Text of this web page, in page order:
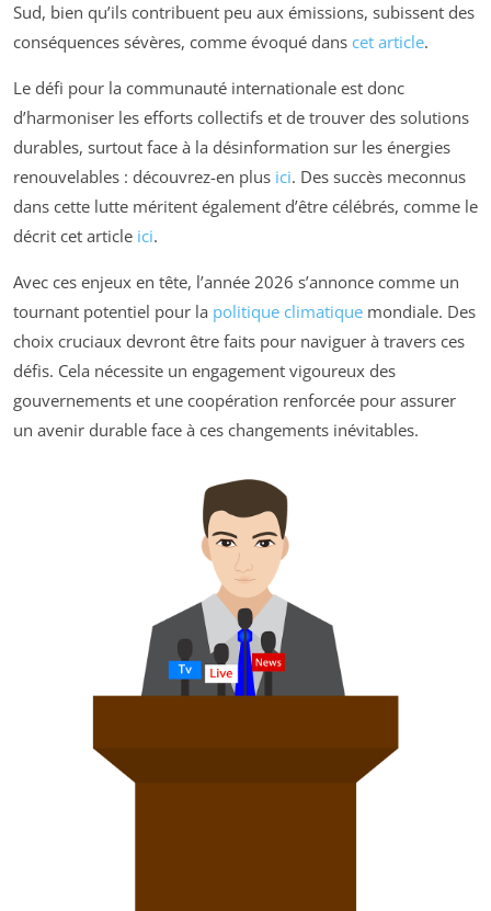
Sud, bien qu’ils contribuent peu aux émissions, subissent des
conséquences sévères, comme évoqué dans cet article.
Le défi pour la communauté internationale est donc
d’harmoniser les efforts collectifs et de trouver des solutions
durables, surtout face à la désinformation sur les énergies
renouvelables : découvrez-en plus ici. Des succès meconnus
dans cette lutte méritent également d’être célébrés, comme le
décrit cet article ici.
Avec ces enjeux en tête, l’année 2026 s’annonce comme un
tournant potentiel pour la politique climatique mondiale. Des
choix cruciaux devront être faits pour naviguer à travers ces
défis. Cela nécessite un engagement vigoureux des
gouvernements et une coopération renforcée pour assurer
un avenir durable face à ces changements inévitables.